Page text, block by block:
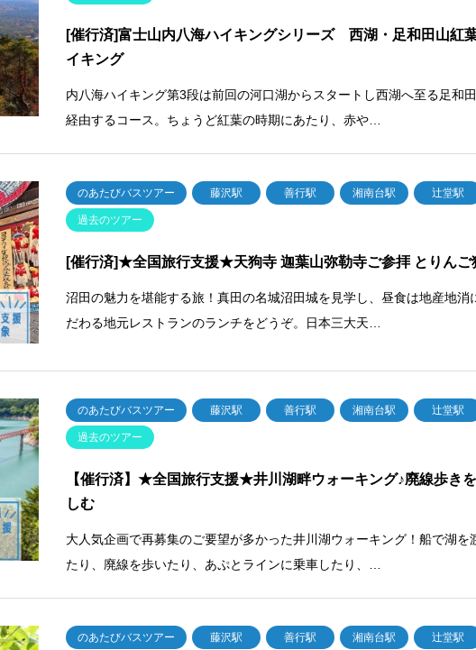
[催行済]富士山内八海ハイキングシリーズ 西湖・足和田山紅
イキング
内八海ハイキング第3段は前回の河口湖からスタートし西湖へ至る足和
経由するコース。ちょうど紅葉の時期にあたり、赤や…
のあたびバスツアー 藤沢駅 善行駅 湘南台駅 辻堂駅
過去のツアー
[催行済]★全国旅行支援★天狗寺 迦葉山弥勒寺ご参拝 とりんご
沼田の魅力を堪能する旅！真田の名城沼田城を見学し、昼食は地産地消
だわる地元レストランのランチをどうぞ。日本三大天…
のあたびバスツアー 藤沢駅 善行駅 湘南台駅 辻堂駅
過去のツアー
【催行済】★全国旅行支援★井川湖畔ウォーキング♪廃線歩き
しむ
大人気企画で再募集のご要望が多かった井川湖ウォーキング！船で湖を
たり、廃線を歩いたり、あぷとラインに乗車したり、…
のあたびバスツアー 藤沢駅 善行駅 湘南台駅 辻堂駅